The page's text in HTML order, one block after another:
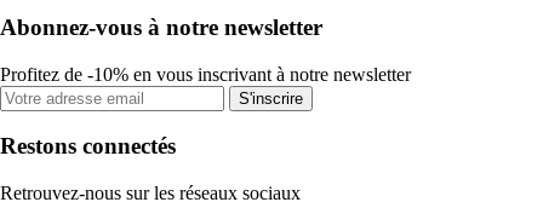
Abonnez-vous à notre newsletter
Profitez de -10% en vous inscrivant à notre newsletter
S'inscrire
Restons connectés
Retrouvez-nous sur les réseaux sociaux